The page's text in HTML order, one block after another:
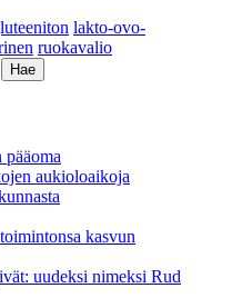
lakto-ovo-
ruokavalio
aukioloaikoja
kasvun
uudeksi nimeksi Rud